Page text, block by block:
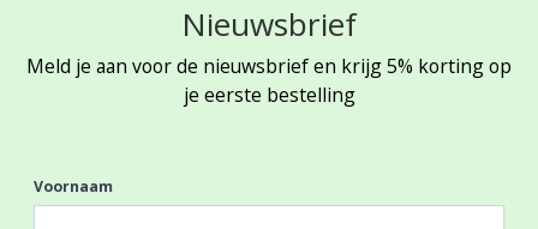
Nieuwsbrief
Meld je aan voor de nieuwsbrief en krijg 5% korting op
je eerste bestelling
Voornaam